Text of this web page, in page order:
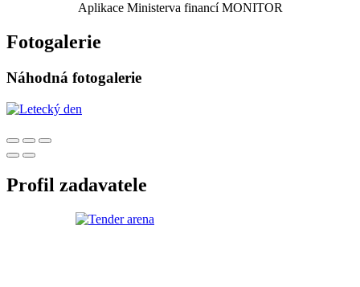
Aplikace Ministerva financí MONITOR
Fotogalerie
Náhodná fotogalerie
Profil zadavatele